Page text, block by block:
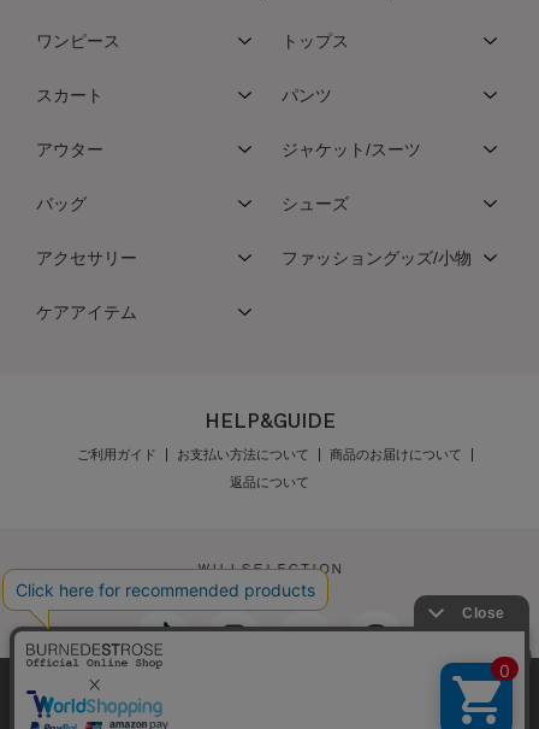
ワンピース トップス
スカート パンツ
アウター ジャケット/スーツ
バッグ シューズ
アクセサリー ファッショングッズ/小物
ケアアイテム
HELP&GUIDE
ご利用ガイド お支払い方法について
商品のお届けについて
返品について
メンバーズポイントプログラム規約
特定商取引法に基づく表示
弊社はCookieを利用し、Webの利便性向上に努め
ております。「承諾する」をクリックしていただ
最新の在庫数は店舗へお電話下さい